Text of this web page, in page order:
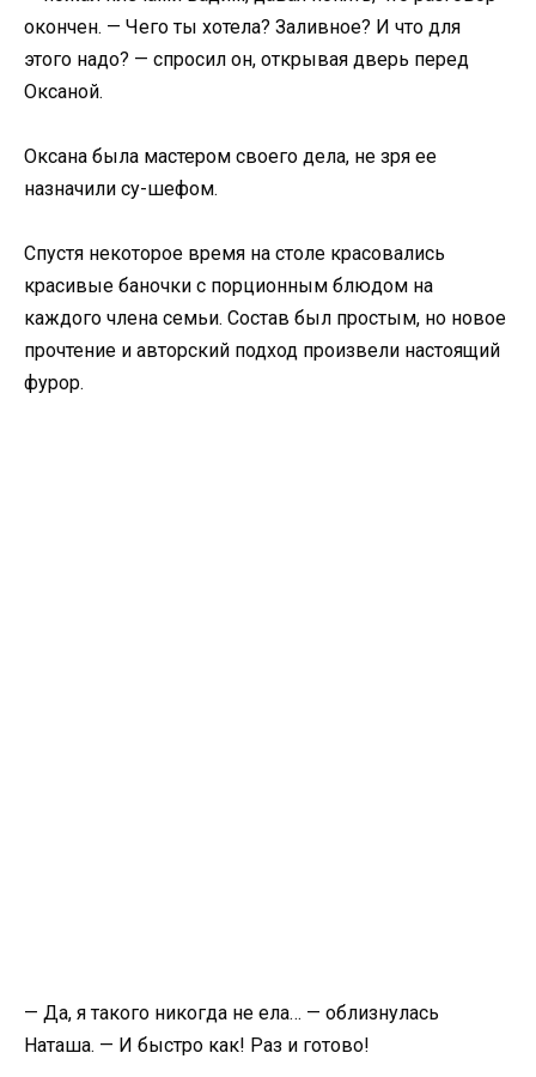
окончен. — Чего ты хотела? Заливное? И что для
этого надо? — спросил он, открывая дверь перед
Оксаной.
Оксана была мастером своего дела, не зря ее
назначили су-шефом.
Спустя некоторое время на столе красовались
красивые баночки с порционным блюдом на
каждого члена семьи. Состав был простым, но новое
прочтение и авторский подход произвели настоящий
фурор.
— Да, я такого никогда не ела… — облизнулась
Наташа. — И быстро как! Раз и готово!